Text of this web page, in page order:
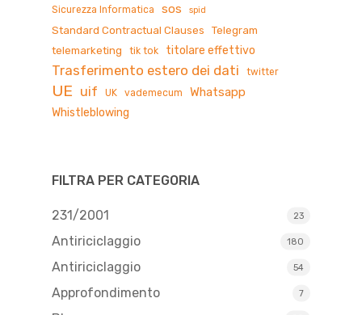
Sicurezza Informatica sos spid
Standard Contractual Clauses
Telegram
telemarketing
tik tok titolare effettivo
Trasferimento estero dei dati twitter
UE uif UK vademecum Whatsapp
Whistleblowing
FILTRA PER CATEGORIA
231/2001 23
Antiriciclaggio 180
Antiriciclaggio 54
Approfondimento 7